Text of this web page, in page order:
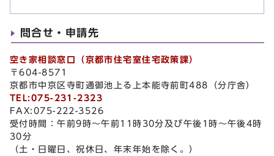
問合せ・申請先
空き家相談窓口（京都市住宅室住宅政策課）
〒604-8571
京都市中京区寺町通御池上る上本能寺前町488（分庁舎）
TEL:075-231-2323
FAX:075-222-3526
受付時間：午前9時～午前11時30分及び午後1時～午後4時
30分
（土・日曜日、祝休日、年末年始を除く。）